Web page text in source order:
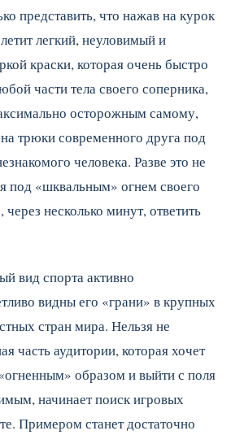
представить, что нажав на курок
легкий, неуловимый и
краски, которая очень быстро
части тела своего соперника,
осторожным самому,
трюки современного друга под
человека. Разве это не
под «шквальным» огнем своего
несколько минут, ответить
вид спорта активно
видны его «грани» в крупных
стран мира. Нельзя не
часть аудитории, которая хочет
образом и выйти с поля
начинает поиск игровых
Примером станет достаточно